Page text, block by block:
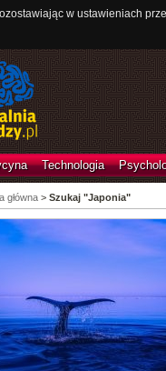
w ustawieniach
Technologia
główna> Szukaj "Japonia"